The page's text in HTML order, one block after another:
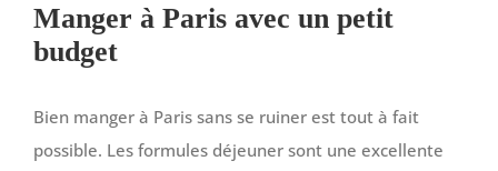
Manger à Paris avec un petit
budget
Bien manger à Paris sans se ruiner est tout à fait
possible. Les formules déjeuner sont une excellente